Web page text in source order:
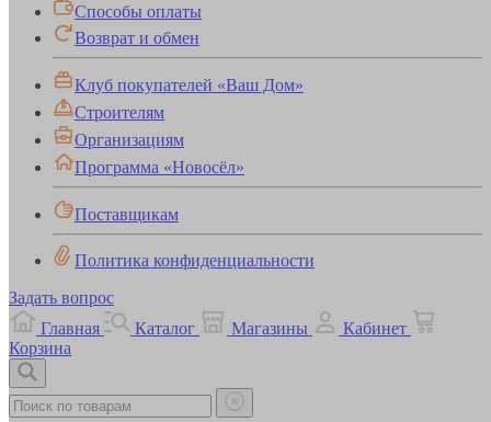
Способы оплаты
Возврат и обмен
Клуб покупателей «Ваш Дом»
Строителям
Организациям
Программа «Новосёл»
Поставщикам
Политика конфиденциальности
Задать вопрос
Главная
Каталог Магазины
Кабинет
Корзина